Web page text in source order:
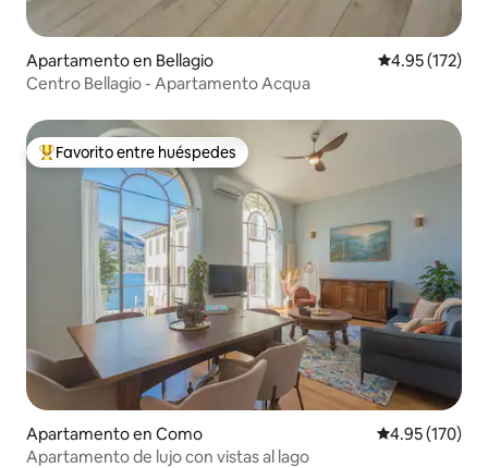
Apartamento en Bellagio Calificación
4.95 (172)
Centro Bellagio - Apartamento Acqua
Favorito entre huéspedes preferido
Favorito entre huéspedes
Apartamento en Como Calificación
4.95 (170)
Apartamento de lujo con vistas al lago